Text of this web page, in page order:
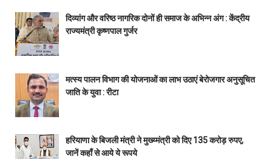
दिव्यांग और वरिष्ठ नागरिक दोनों ही समाज के अभिन्न अंग : केंद्रीय
राज्यमंत्री कृष्णपाल गुर्जर
मत्स्य पालन विभाग की योजनाओं का लाभ उठाएं बेरोजगार अनुसूचित
जाति के युवा : रीटा
हरियाणा के बिजली मंत्री ने मुख्य्मंत्री को दिए 135 करोड़ रुपए,
जानें कहाँ से आये ये रूपये